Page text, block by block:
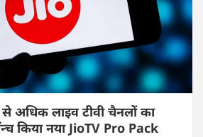
अधिक लाइव टीवी चैनलों का
किया नया JioTV Pro Pack